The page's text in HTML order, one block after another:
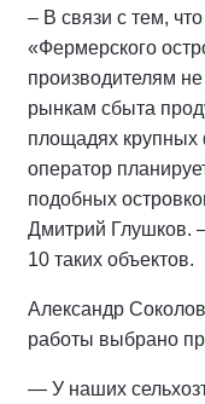
– В связи с тем,
«Фермерского
производителям
рынкам сбыта
площадях крупных
оператор
подобных
Дмитрий Глушков.
10 таких объектов.
Александр
работы выбрано
— У наших